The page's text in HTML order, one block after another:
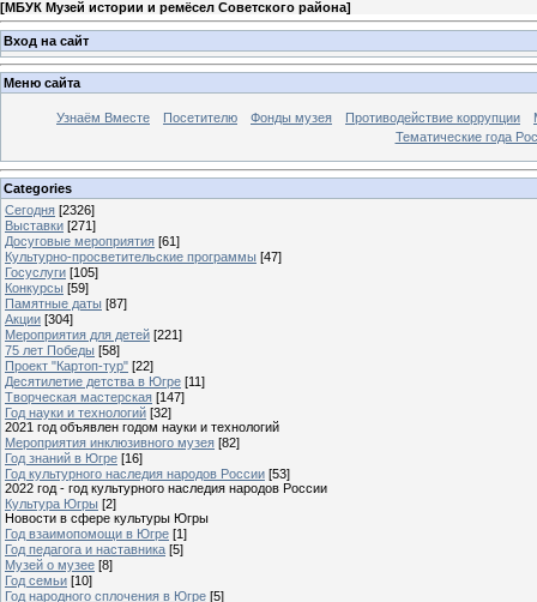
[МБУК Музей истории и ремёсел Советского района]
Вход на сайт
Меню сайта
Узнаём Вместе Посетителю Фонды музея Противодействие коррупции
Тематические года
Categories
Сегодня [2326]
Выставки [271]
Досуговые мероприятия [61]
Культурно-просветительские программы [47]
Госуслуги [105]
Конкурсы [59]
Памятные даты [87]
Акции [304]
Мероприятия для детей [221]
75 лет Победы [58]
Проект "Картоп-тур" [22]
Десятилетие детства в Югре [11]
Творческая мастерская [147]
Год науки и технологий [32]
2021 год объявлен годом науки и технологий
Мероприятия инклюзивного музея [82]
Год знаний в Югре [16]
Год культурного наследия народов России [53]
2022 год - год культурного наследия народов России
Культура Югры [2]
Новости в сфере культуры Югры
Год взаимопомощи в Югре [1]
Год педагога и наставника [5]
Музей о музее [8]
Год семьи [10]
Год народного сплочения в Югре [5]